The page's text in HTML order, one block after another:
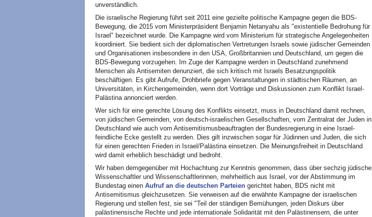
unverständlich.
Die israelische Regierung führt seit 2011 eine gezielte politische Kampagne gegen die BDS-
Bewegung, die 2015 vom Ministerpräsident Benjamin Netanyahu als "existentielle Bedrohung für
Israel" bezeichnet wurde. Die Kampagne wird vom Ministerium für strategische Angelegenheiten
koordiniert. Sie bedient sich der diplomatischen Vertretungen Israels sowie jüdischer Gemeinden
und Organisationen insbesondere in den USA, Großbritannien und Deutschland, um gegen die
BDS-Bewegung vorzugehen. Im Zuge der Kampagne werden in Deutschland zunehmend
Menschen als Antisemiten denunziert, die sich kritisch mit Israels Besatzungspolitik
beschäftigen. Es gibt Aufrufe, Drohbriefe gegen Veranstaltungen in städtischen Räumen, an
Universitäten, in Kirchengemeinden, wenn dort Vorträge und Diskussionen zum Konflikt Israel-
Palästina annonciert werden.
Wer sich für eine gerechte Lösung des Konflikts einsetzt, muss in Deutschland damit rechnen,
von jüdischen Gemeinden, von deutsch-israelischen Gesellschaften, vom Zentralrat der Juden in
Deutschland wie auch vom Antisemitismusbeauftragten der Bundesregierung in eine Israel-
feindliche Ecke gestellt zu werden. Dies gilt inzwischen sogar für Jüdinnen und Juden, die sich
für einen gerechten Frieden in Israel/Palästina einsetzen. Die Meinungsfreiheit in Deutschland
wird damit erheblich beschädigt und bedroht.
Wir haben demgegenüber mit Hochachtung zur Kenntnis genommen, dass über sechzig jüdische
Wissenschaftler und Wissenschaftlerinnen, mehrheitlich aus Israel, vor der Abstimmung im
Bundestag einen Aufruf an die deutschen Parteien gerichtet haben, BDS nicht mit
Antisemitismus gleichzusetzen. Sie verweisen auf die erwähnte Kampagne der israelischen
Regierung und stellen fest, sie sei "Teil der ständigen Bemühungen, jeden Diskurs über
palästinensische Rechte und jede internationale Solidarität mit den Palästinensern, die unter